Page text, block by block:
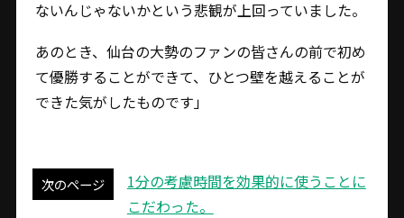
ないんじゃないかという悲観が上回っていました。
あのとき、仙台の大勢のファンの皆さんの前で初め
て優勝することができて、ひとつ壁を越えることが
できた気がしたものです」
次のページ
1分の考慮時間を効果的に使うことに
こだわった。